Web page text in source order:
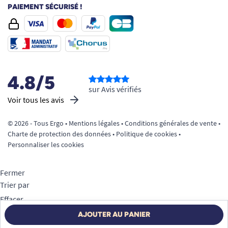
Enfilez-la comme un sous-vêtement classique,
ajustez-la à la taille.
Pour le retrait, déchirez simplement les coutures
latérales.
grâce à ce kit de 96 protections, parfait
pour bâtir ou renouveler son stock.
PAIEMENT SÉCURISÉ !
4.8/5
Voir tous les avis
sur Avis vérifiés
© 2026 - Tous Ergo • Mentions légales•Conditions générales de vente•
Charte de protection des données• Politique de cookies•
Personnaliser les cookies
AJOUTER AU PANIER
Fermer
Trier par
Effacer
Appliquer
Filtrer